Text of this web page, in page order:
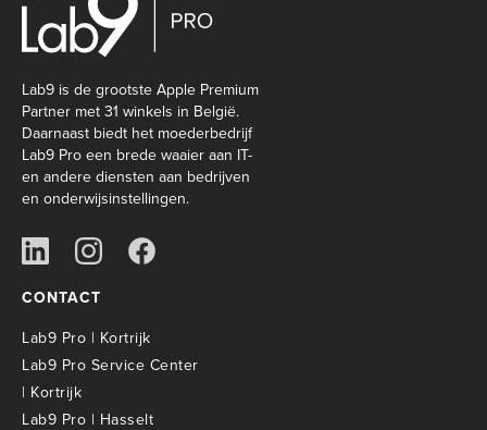
Lab9 is de grootste Apple Premium
Partner met 31 winkels in België.
Daarnaast biedt het moederbedrijf
Lab9 Pro een brede waaier aan IT-
en andere diensten aan bedrijven
en onderwijsinstellingen.
CONTACT
Lab9 Pro | Kortrijk
Lab9 Pro Service Center
| Kortrijk
Lab9 Pro | Hasselt